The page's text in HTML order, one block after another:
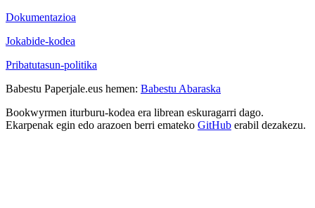
Dokumentazioa
Jokabide-kodea
Pribatutasun-politika
Babestu Paperjale.eus hemen: Babestu Abaraska
Bookwyrmen iturburu-kodea era librean eskuragarri dago.
Ekarpenak egin edo arazoen berri emateko GitHub erabil dezakezu.